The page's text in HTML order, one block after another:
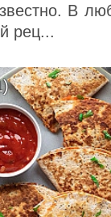
В
рец...